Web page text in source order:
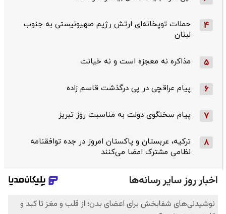
4
حملات توپخانه‌ای ارتش رژیم صهیونیستی به جنوب
لبنان
5 مذاکره نه معجزه است و نه خیانت
6 پیام عراقچی در پی درگذشت قاسم‌ زاده
7 پیام سخنگوی دولت به مناسبت روز تبریز
8
ترکیه، عربستان و پاکستان امروز در جده توافقنامه
نظامی مشترک امضا می‌کنند